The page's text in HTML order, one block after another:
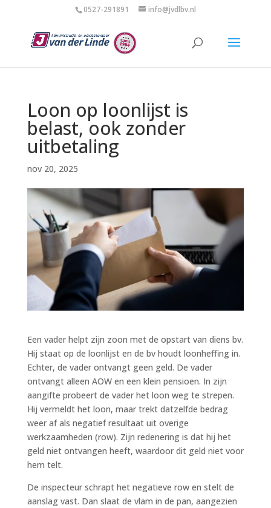
0527-291891 info@jvdlbv.nl
Loon op loonlijst is
belast, ook zonder
uitbetaling
nov 20, 2025
Een vader helpt zijn zoon met de opstart van diens bv.
Hij staat op de loonlijst en de bv houdt loonheffing in.
Echter, de vader ontvangt geen geld. De vader
ontvangt alleen AOW en een klein pensioen. In zijn
aangifte probeert de vader het loon weg te strepen.
Hij vermeldt het loon, maar trekt datzelfde bedrag
weer af als negatief resultaat uit overige
werkzaamheden (row). Zijn redenering is dat hij het
geld niet ontvangen heeft, waardoor dit geld niet voor
hem telt.
De inspecteur schrapt het negatieve row en stelt de
aanslag vast. Dan slaat de vlam in de pan, aangezien